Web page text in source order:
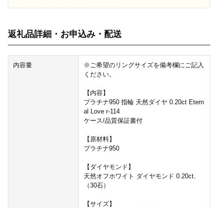
返礼品詳細・お申込み・配送
内容量
※ご希望のリングサイズを備考欄にご記入
ください。
【内容】
プラチナ950 指輪 天然ダイヤ 0.20ct Etern
al Love r-114
ケース/品質保証書付
【原材料】
プラチナ950
【ダイヤモンド】
天然オフホワイト ダイヤモンド 0.20ct.
（30石）
【サイズ】